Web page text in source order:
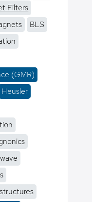
Filters
BLS
(GMR)
Heusler